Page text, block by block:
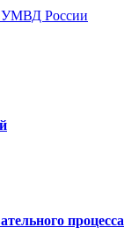
УМВД России
процесса